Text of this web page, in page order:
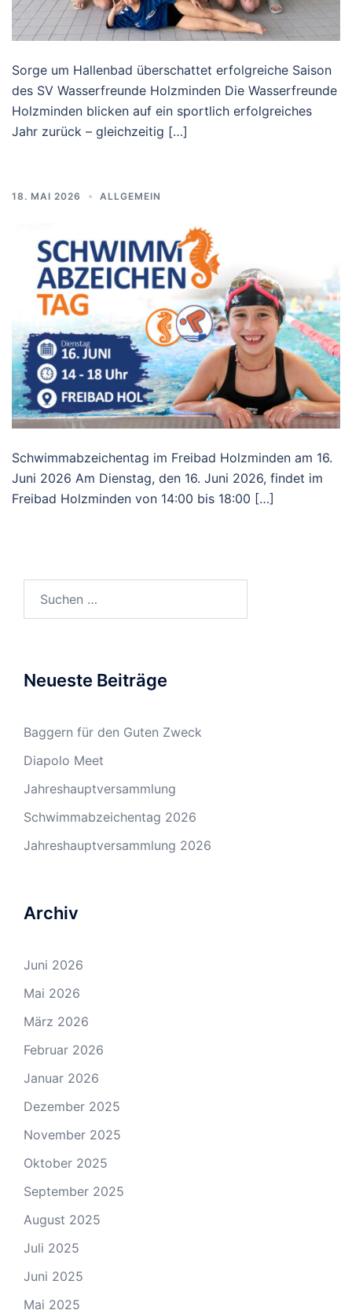
Sorge um Hallenbad überschattet erfolgreiche Saison
des SV Wasserfreunde Holzminden Die Wasserfreunde
Holzminden blicken auf ein sportlich erfolgreiches
Jahr zurück – gleichzeitig […]
18. MAI 2026 ALLGEMEIN
Schwimmabzeichentag im Freibad Holzminden am 16.
Juni 2026 Am Dienstag, den 16. Juni 2026, findet im
Freibad Holzminden von 14:00 bis 18:00 […]
nach:
Neueste Beiträge
Baggern für den Guten Zweck
Diapolo Meet
Jahreshauptversammlung
Schwimmabzeichentag 2026
Jahreshauptversammlung 2026
Archiv
Juni 2026
Mai 2026
März 2026
Februar 2026
Januar 2026
Dezember 2025
November 2025
Oktober 2025
September 2025
August 2025
Juli 2025
Juni 2025
Mai 2025